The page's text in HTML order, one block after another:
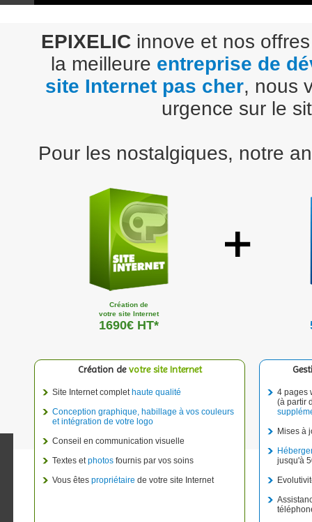
EPIXELIC innove et nos
la meilleure entreprise de
site Internet pas cher, nous
urgence sur le
Pour les nostalgiques, notre
Création de
votre site Internet
1690€ HT*
Création devotre site Internet
Site Internet complet haute qualité
Conception graphique, habillage à vos couleurs
et intégration de votre logo
Conseil en communication visuelle
Textes etphotos fournis par vos soins
Vous êtes propriétaire de votre site Internet
4 pages
(à partir
Mises à
jusqu'à